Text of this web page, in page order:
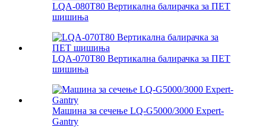
LQA-080T80 Вертикална балирачка за ПЕТ
шишиња
LQA-070T80 Вертикална балирачка за ПЕТ
шишиња
Машина за сечење LQ-G5000/3000 Expert-
Gantry